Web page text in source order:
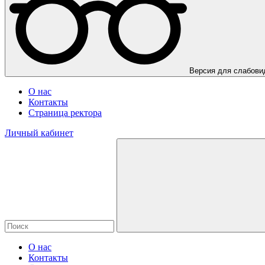
Версия для
О нас
Контакты
Страница ректора
Личный кабинет
О нас
Контакты